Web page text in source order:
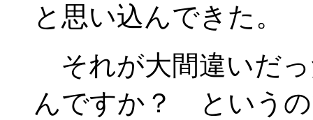
と思い込んできた。
それが大間違いだ
んですか？ というの